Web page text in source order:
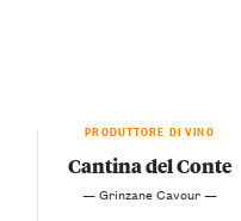
PRODUTTORE DI VINO
Cantina del Conte
— Grinzane Cavour —